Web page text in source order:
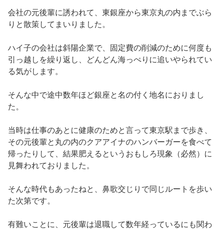
会社の元後輩に誘われて、東銀座から東京丸の内までぶら
りと散策してまいりました。
ハイ子の会社は斜陽企業で、固定費の削減のために何度も
引っ越しを繰り返し、どんどん海っぺりに追いやられてい
る気がします。
そんな中で途中数年ほど銀座と名の付く地名におりまし
た。
当時は仕事のあとに健康のためと言って東京駅まで歩き、
その元後輩と丸の内のクアアイナのハンバーガーを食べて
帰ったりして、結果肥えるというおもしろ現象（必然）に
見舞われておりました。
そんな時代もあったねと、鼻歌交じりで同じルートを歩い
た次第です。
有難いことに、元後輩は退職して数年経っているにも関わ